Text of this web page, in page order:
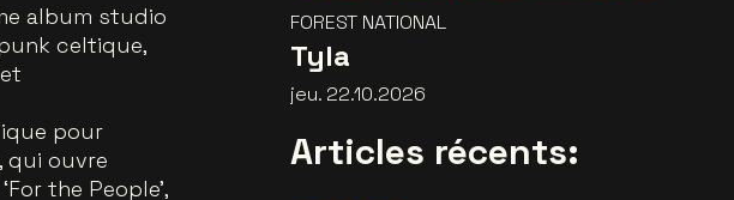
album studio
celtique,
pour
qui ouvre
the People’,
FOREST NATIONAL
Tyla
jeu. 22.10.2026
Articles récents: